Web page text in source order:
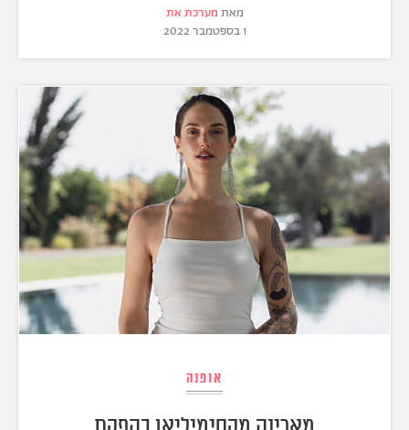
מאת מערכת את
1 בספטמבר 2022
אופנה